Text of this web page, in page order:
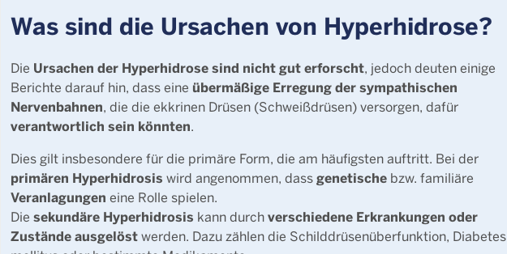
Was sind die Ursachen von Hyperhidrose?
Die Ursachen der Hyperhidrose sind nicht gut erforscht, jedoch deuten einige
Berichte darauf hin, dass eine übermäßige Erregung der sympathischen
Nervenbahnen, die die ekkrinen Drüsen (Schweißdrüsen) versorgen, dafür
verantwortlich sein könnten.
Dies gilt insbesondere für die primäre Form, die am häufigsten auftritt. Bei der
primären Hyperhidrosis wird angenommen, dassgenetische bzw. familiäre
Veranlagungen eine Rolle spielen.
Die sekundäre Hyperhidrosis kann durchverschiedene Erkrankungen oder
Zustände ausgelöstwerden. Dazu zählen die Schilddrüsenüberfunktion, Diabetes